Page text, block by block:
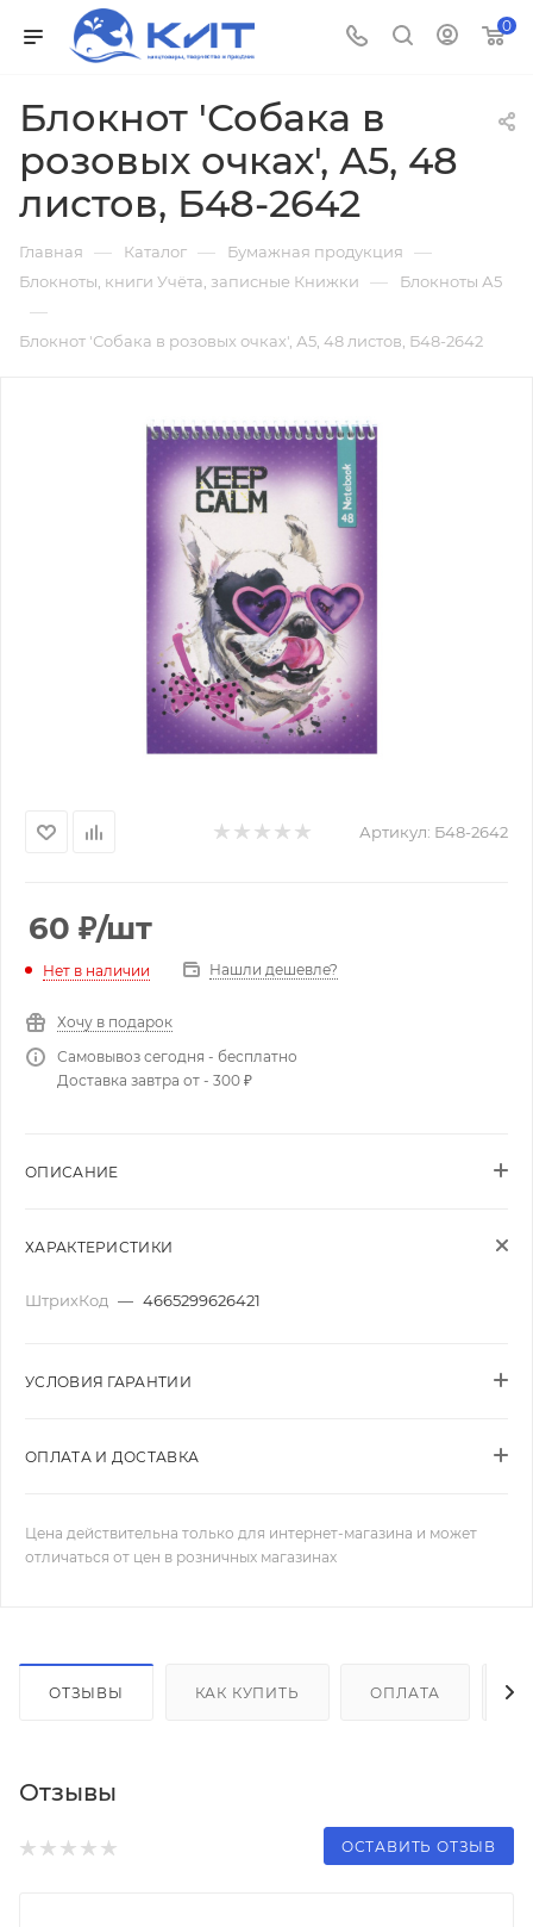
0
Блокнот 'Собака в
розовых очках', А5, 48
листов, Б48-2642
Главная — Каталог — Бумажная продукция —
Блокноты, книги Учёта, записные Книжки — Блокноты А5
—
Блокнот 'Собака в розовых очках', А5, 48 листов, Б48-2642
Артикул: Б48-2642
60 ₽/шт
Нет в наличии Нашли дешевле?
Хочу в подарок
Самовывоз сегодня - бесплатно
Доставка завтра от - 300 ₽
ОПИСАНИЕ
ХАРАКТЕРИСТИКИ
ШтрихКод — 4665299626421
УСЛОВИЯ ГАРАНТИИ
ОПЛАТА И ДОСТАВКА
Цена действительна только для интернет-магазина и может
отличаться от цен в розничных магазинах
ОТЗЫВЫ КАК КУПИТЬ ОПЛАТА
Отзывы
ОСТАВИТЬ ОТЗЫВ